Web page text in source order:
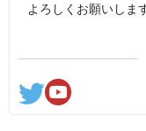
よろしくお願いしま
ここの他にも『日
nichinichioo by
コチラもよろしくお